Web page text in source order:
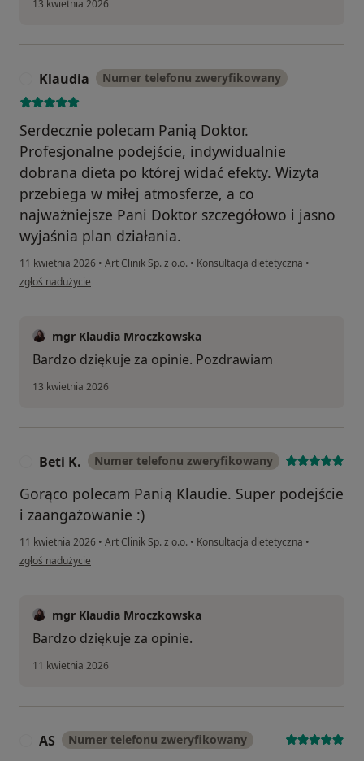
13 kwietnia 2026
Klaudia Numer telefonu zweryfikowany
Serdecznie polecam Panią Doktor.
Profesjonalne podejście, indywidualnie
dobrana dieta po której widać efekty. Wizyta
przebiega w miłej atmosferze, a co
najważniejsze Pani Doktor szczegółowo i jasno
wyjaśnia plan działania.
11 kwietnia 2026 • Art Clinik Sp. z o.o. • Konsultacja dietetyczna •
w opinii użytkownika Klaudia
zgłoś nadużycie
mgr Klaudia Mroczkowska
Bardzo dziękuje za opinie. Pozdrawiam
13 kwietnia 2026
Beti K. Numer telefonu zweryfikowany
Gorąco polecam Panią Klaudie. Super podejście
i zaangażowanie :)
11 kwietnia 2026 • Art Clinik Sp. z o.o. • Konsultacja dietetyczna •
w opinii użytkownika Beti K.
zgłoś nadużycie
mgr Klaudia Mroczkowska
Bardzo dziękuje za opinie.
11 kwietnia 2026
AS Numer telefonu zweryfikowany